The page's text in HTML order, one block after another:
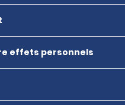
effets personnels